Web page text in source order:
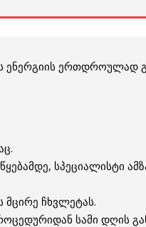
ერთდროულად
სპეციალისტი
მცირე ჩხვლეტას.
სამი დღის